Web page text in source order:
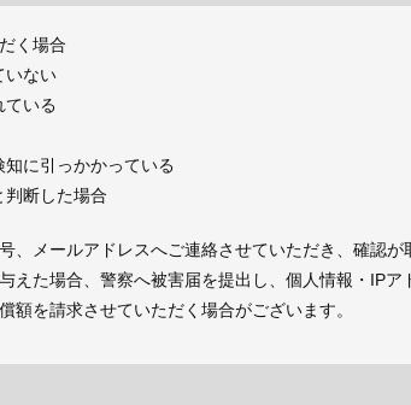
く場合
いない
ている
に引っかかっている
判断した場合
、メールアドレスへご連絡させていただき、確認
えた場合、警察へ被害届を提出し、個人情報・IPア
額を請求させていただく場合がございます。